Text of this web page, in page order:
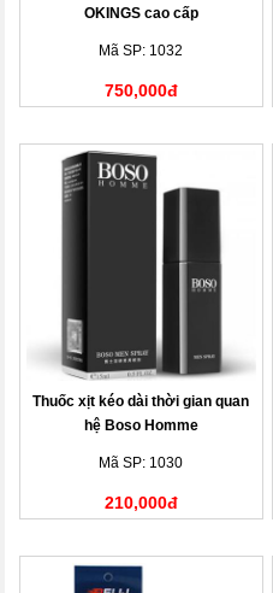
OKINGS cao cấp
Mã SP: 1032
750,000đ
Thuốc xịt kéo dài thời gian quan
hệ Boso Homme
Mã SP: 1030
210,000đ